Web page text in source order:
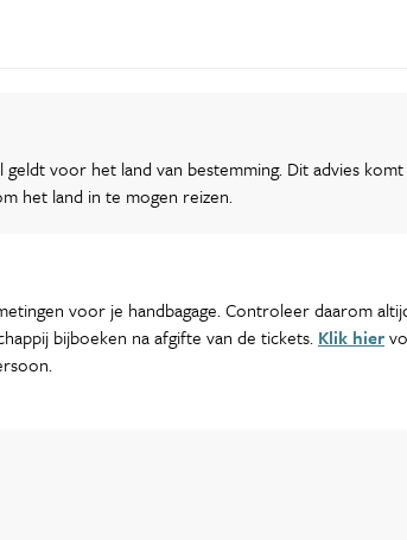
voor het land van bestemming. Dit advies
het land in te mogen reizen.
voor je handbagage. Controleer daarom
bijboeken na afgifte van de tickets. Klik hier